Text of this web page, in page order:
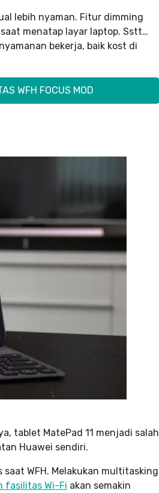
lebih nyaman. Fitur dimming
menatap layar laptop. Sstt…
bekerja, baik kost di
WFH FOCUS MOD
tablet MatePad 11 menjadi salah
Huawei sendiri.
WFH. Melakukan multitasking
fasilitas Wi-Fi akan semakin